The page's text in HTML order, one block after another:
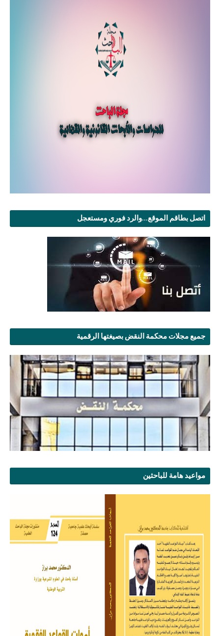
اتصل بطاقم الموقع...والرد فوري ومستعجل
جميع مجلات محكمة النقض بصيغتها الرقمية
مواعيد هامة للباحثين